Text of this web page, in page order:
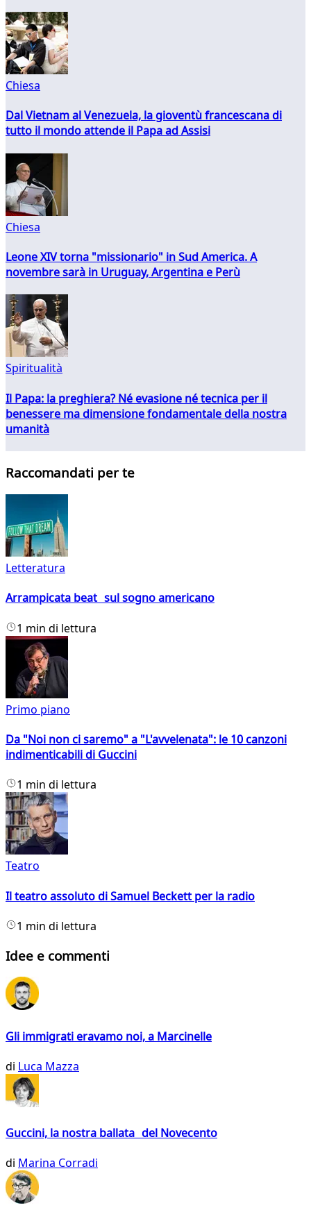
Chiesa
Dal Vietnam al Venezuela, la gioventù francescana di
tutto il mondo attende il Papa ad Assisi
Chiesa
Leone XIV torna "missionario" in Sud America. A
novembre sarà in Uruguay, Argentina e Perù
Spiritualità
Il Papa: la preghiera? Né evasione né tecnica per il
benessere ma dimensione fondamentale della nostra
umanità
Raccomandati per te
Letteratura
Arrampicata beat sul sogno americano
1 min di lettura
Primo piano
Da "Noi non ci saremo" a "L'avvelenata": le 10 canzoni
indimenticabili di Guccini
1 min di lettura
Teatro
Il teatro assoluto di Samuel Beckett per la radio
1 min di lettura
Idee e commenti
Gli immigrati eravamo noi, a Marcinelle
di Luca Mazza
Guccini, la nostra ballata del Novecento
di Marina Corradi